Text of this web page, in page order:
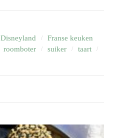
Disneyland
Franse keuken
roomboter suiker
taart